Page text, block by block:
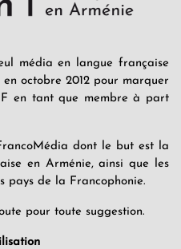
média en langue française
octobre 2012 pour marquer
en tant que membre à part
dont le but est la
en Arménie, ainsi que les
pays de la Francophonie.
pour toute suggestion.